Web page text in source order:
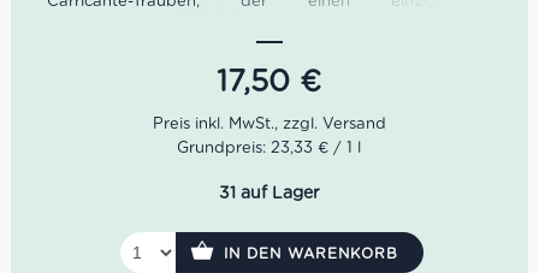
Farbe: Strohgelb.
Geruch:Tief blumige, mineralische und fruchtige
Geschmack: Frischer Heu mit Zitrus, frisch und
fest, gute Hartnäckigkeit.
17,50 €
Grundpreis: 23,33 € / 1 l
31 auf Lager
IN DEN WARENKORB